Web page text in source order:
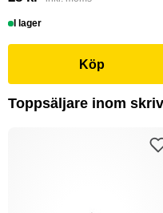
I lager
Köp
Toppsäljare inom